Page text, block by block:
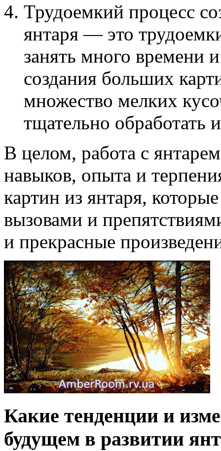
Трудоемкий процесс
янтаря — это
занять много времени
создания больших
множество мелких
тщательно обработать
В целом, работа с
навыков, опыта и
картин из янтаря,
вызовами и
и прекрасные
Какие тенденции и
будущем в развитии